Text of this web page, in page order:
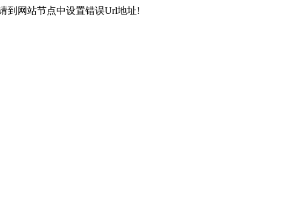
到网站节点中设置错误Url地址!